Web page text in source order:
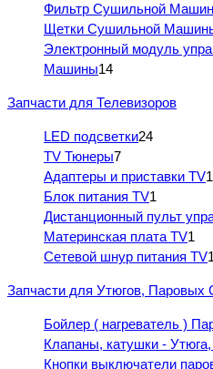
Фильтр Сушильной
Щетки Сушильной
Электронный модуль
Машины14
Запчасти для Телевизоров
LED подсветки24
TV Тюнеры7
Адаптеры и приставки TV1
Блок питания TV1
Дистанционный пульт
Материнская плата TV1
Сетевой шнур питания TV1
Запчасти для Утюгов, Паровых
Бойлер ( нагреватель )
Клапаны, катушки -
Кнопки выключатели